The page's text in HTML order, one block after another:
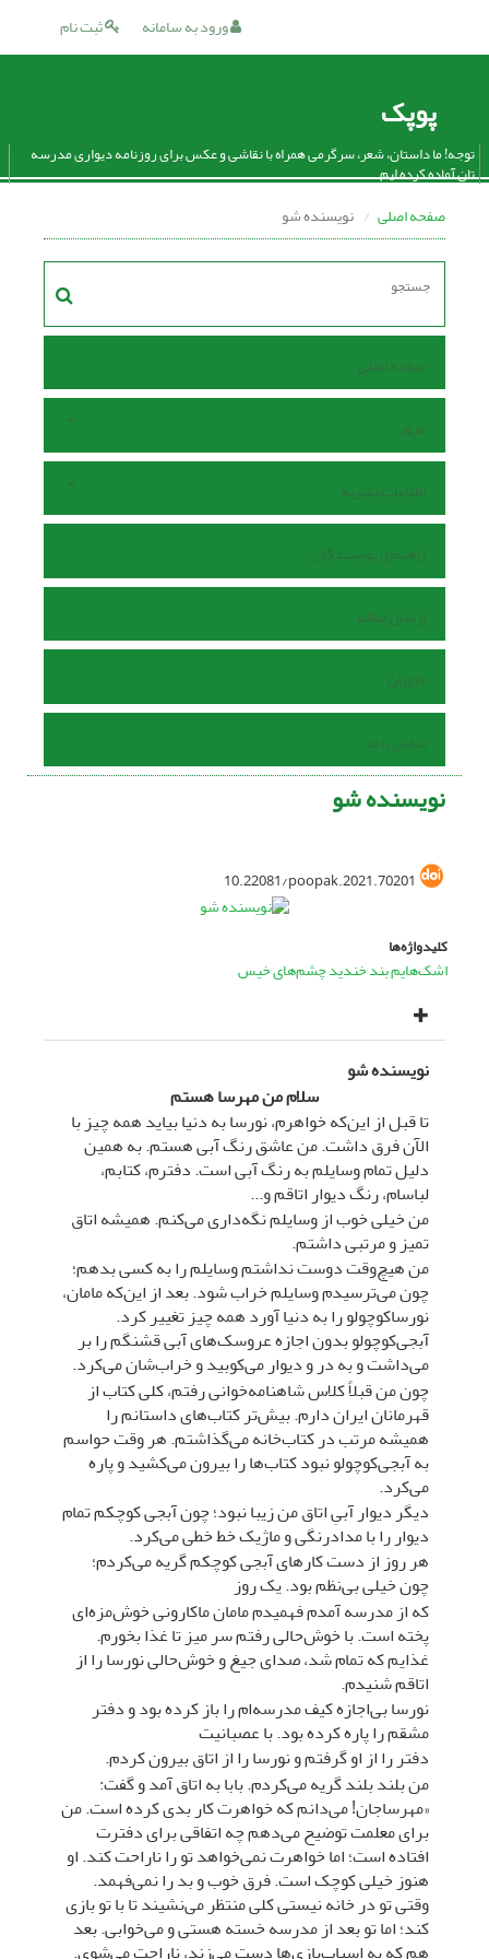
ثبت نام ورود به سامانه
پوپک
توجه! ما داستان، شعر، سرگرمی همراه با نقاشی و عکس برای روزنامه دیواری مدرسه
تان آماده کرده ایم.
صفحه اصلی نویسنده شو
صفحه اصلی
مرور
اطلاعات نشریه
راهنمای نویسندگان
ارسال مقاله
داوران
تماس با ما
نویسنده شو
10.22081/poopak.2021.70201
کلیدواژه‌ها
اشک‌هایم بند خندید چشم‌های خیس
نویسنده شو
سلام من مهرسا هستم
تا قبل از این‌که خواهرم، نورسا به دنیا بیاید همه چیز با
الآن فرق داشت. من عاشق رنگ آبی هستم. به همین
دلیل تمام وسایلم به رنگ آبی است. دفترم، کتابم،
لباسام، رنگ دیوار اتاقم و...
من خیلی خوب از وسایلم نگه‌داری می‌کنم. همیشه اتاق
تمیز و مرتبی داشتم.
من هیچ‌وقت دوست نداشتم وسایلم را به کسی بدهم؛
چون می‌ترسیدم وسایلم خراب شود. بعد از این‌که مامان،
نورساکوچولو را به دنیا آورد همه چیز تغییر کرد.
آبجی‌کوچولو بدون اجازه عروسک‌های آبی قشنگم را بر
می‌داشت و به در و دیوار می‌کوبید و خراب‌شان می‌کرد.
چون من قبلاً کلاس شاهنامه‌خوانی رفتم، کلی کتاب از
قهرمانان ایران دارم. بیش‌تر کتاب‌های داستانم را
همیشه مرتب در کتاب‌خانه می‌گذاشتم. هر وقت حواسم
به آبجی‌کوچولو نبود کتاب‌ها را بیرون می‌کشید و پاره
می‌کرد.
دیگر دیوار آبیِ اتاق من زیبا نبود؛ چون آبجی ‌کوچکم تمام
دیوار را با مدادرنگی و ماژیک خط خطی می‌کرد.
هر روز از دست کارهای آبجی کوچکم گریه می‌کردم؛
چون خیلی بی‌نظم بود. یک روز
که از مدرسه آمدم فهمیدم مامان ماکارونی خوش‌مزه‌ای
پخته است. با خوش‌حالی رفتم سر میز تا غذا بخورم.
غذایم که تمام شد، صدای جیغ و خوش‌حالی نورسا را از
اتاقم شنیدم.
نورسا بی‌اجازه کیف مدرسه‌ام را باز کرده بود و دفتر
مشقم را پاره کرده بود. با عصبانیت
دفتر را از او گرفتم و نورسا را از اتاق بیرون کردم.
من بلند بلند گریه می‌کردم. بابا به اتاق آمد و گفت:
«مهرساجان! می‌دانم که خواهرت کار بدی کرده است. من
برای معلمت توضیح می‌دهم چه اتفاقی برای دفترت
افتاده است؛ اما خواهرت نمی‌خواهد تو را ناراحت کند. او
هنوز خیلی کوچک است. فرق خوب و بد را نمی‌فهمد.
وقتی تو در خانه نیستی کلی منتظر می‌نشیند تا با تو بازی
کند؛ اما تو بعد از مدرسه خسته هستی و می‌خوابی. بعد
هم که به اسباب‌بازی‌ها دست می‌زند، ناراحت می‌شوی.